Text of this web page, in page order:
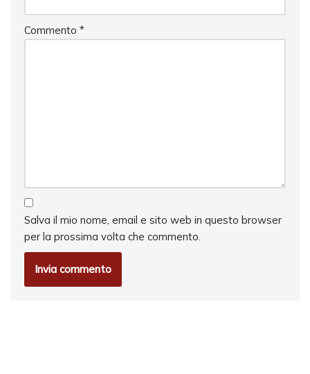
Commento *
Salva il mio nome, email e sito web in questo browser
per la prossima volta che commento.